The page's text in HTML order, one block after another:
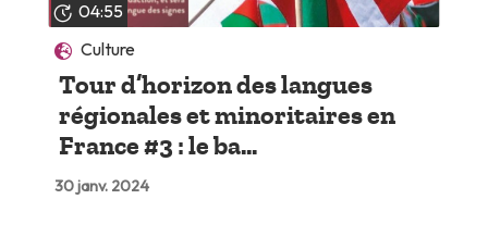
04:55
Culture
Tour d’horizon des langues
régionales et minoritaires en
France #3 : le ba...
30 janv. 2024